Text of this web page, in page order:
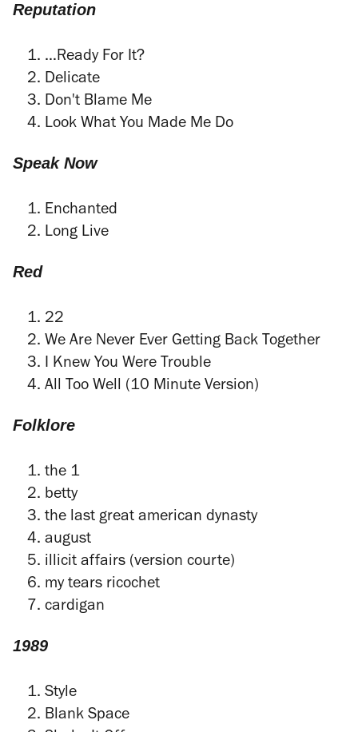
Reputation
…Ready For It?
Delicate
Don't Blame Me
Look What You Made Me Do
Speak Now
Enchanted
Long Live
Red
22
We Are Never Ever Getting Back Together
I Knew You Were Trouble
All Too Well (10 Minute Version)
Folklore
the 1
betty
the last great american dynasty
august
illicit affairs (version courte)
my tears ricochet
cardigan
1989
Style
Blank Space